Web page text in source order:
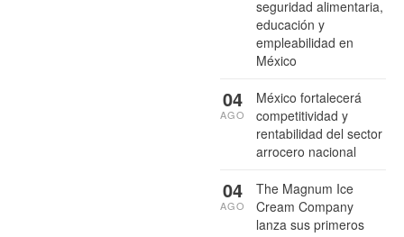
seguridad alimentaria,
educación y
empleabilidad en
México
México fortalecerá
competitividad y
rentabilidad del sector
arrocero nacional
04
AGO
The Magnum Ice
Cream Company
lanza sus primeros
04
AGO